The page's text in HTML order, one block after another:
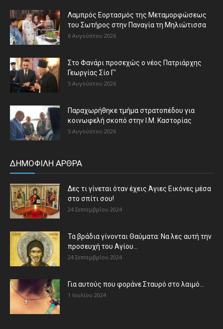
Λαμπρός Εορτασμός της Μεταμορφώσεως
του Σωτήρος στην Παναγία τη Μηλιώτισσα
6 Αυγούστου 2026
Στο Φανάρι προσεχώς ο νέος Πατριάρχης
Γεωργίας Σίο Γ’
5 Αυγούστου 2026
Παραχωρήθηκε τμήμα στρατοπέδου για
κοινωφελή σκοπό στην Ι.Μ. Καστορίας
5 Αυγούστου 2026
ΔΗΜΟΦΙΛΗ ΑΡΘΡΑ
Δες τι γίνεται όταν έχεις Άγιες Εικόνες μέσα
στο σπίτι σου!
24 Σεπτεμβρίου 2024
Τα βράδια γίνονται Θαύματα: Να λες αυτή την
προσευχή του Αγίου...
24 Σεπτεμβρίου 2024
Για αυτούς που φοράνε Σταυρό στο λαιμό…
1 Ιουλίου 2024